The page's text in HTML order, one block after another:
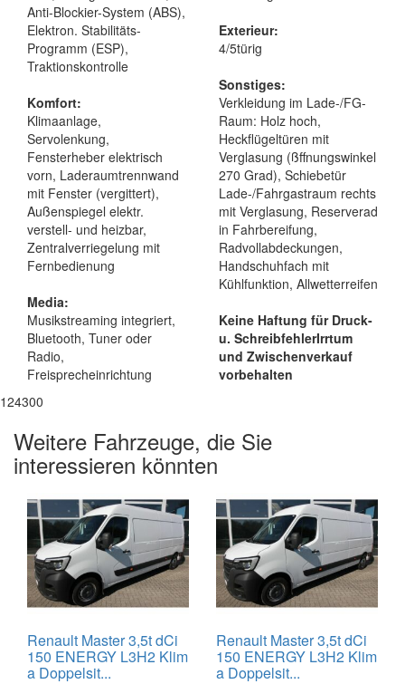
Anti-Blockier-System (ABS),
Elektron. Stabilitäts-
Programm (ESP),
Traktionskontrolle
Komfort:
Klimaanlage,
Servolenkung,
Fensterheber elektrisch
vorn, Laderaumtrennwand
mit Fenster (vergittert),
Außenspiegel elektr.
verstell- und heizbar,
Zentralverriegelung mit
Fernbedienung
Media:
Musikstreaming integriert,
Bluetooth, Tuner oder
Radio,
Freisprecheinrichtung
Exterieur:
4/5türig
Sonstiges:
Verkleidung im Lade-/FG-
Raum: Holz hoch,
Heckflügeltüren mit
Verglasung (ßffnungswinkel
270 Grad), Schiebetür
Lade-/Fahrgastraum rechts
mit Verglasung, Reserverad
in Fahrbereifung,
Radvollabdeckungen,
Handschuhfach mit
Kühlfunktion, Allwetterreifen
Keine Haftung für Druck-
u. SchreibfehlerIrrtum
und Zwischenverkauf
vorbehalten
124300
Weitere Fahrzeuge, die Sie
interessieren könnten
Renault Master 3,5t dCi
150 ENERGY L3H2 Klim
a Doppelsit...
Renault Master 3,5t dCi
150 ENERGY L3H2 Klim
a Doppelsit...